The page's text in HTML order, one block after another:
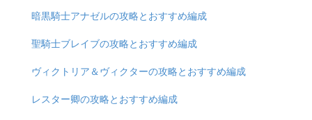
暗黒騎士アナゼルの攻略とおすすめ編成
聖騎士ブレイブの攻略とおすすめ編成
ヴィクトリア＆ヴィクターの攻略とおすすめ編成
レスター卿の攻略とおすすめ編成